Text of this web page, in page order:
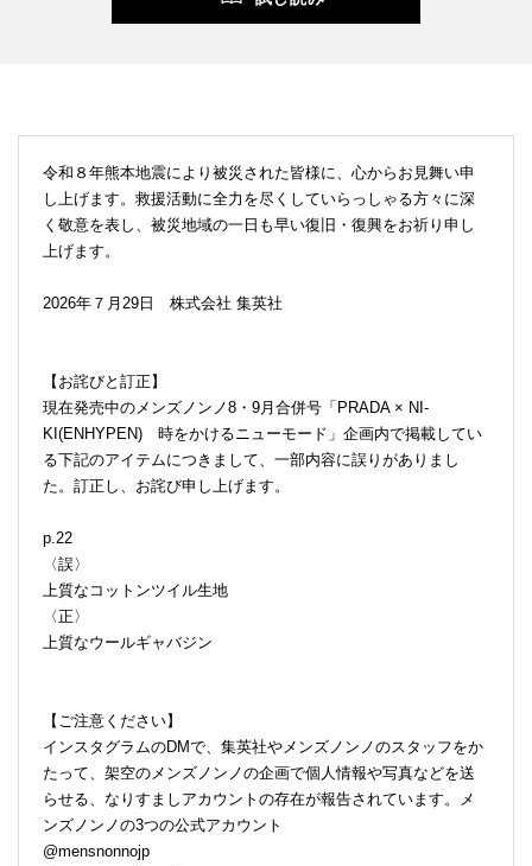
令和８年熊本地震により被災された皆様に、心からお見舞い申
し上げます。救援活動に全力を尽くしていらっしゃる方々に深
く敬意を表し、被災地域の一日も早い復旧・復興をお祈り申し
上げます。
2026年７月29日 株式会社 集英社
【お詫びと訂正】
現在発売中のメンズノンノ8・9月合併号「PRADA × NI-
KI(ENHYPEN) 時をかけるニューモード」企画内で掲載してい
る下記のアイテムにつきまして、一部内容に誤りがありまし
た。訂正し、お詫び申し上げます。
p.22
〈誤〉
上質なコットンツイル生地
〈正〉
上質なウールギャバジン
【ご注意ください】
インスタグラムのDMで、集英社やメンズノンノのスタッフをか
たって、架空のメンズノンノの企画で個人情報や写真などを送
らせる、なりすましアカウントの存在が報告されています。メ
ンズノンノの3つの公式アカウント
@mensnonnojp